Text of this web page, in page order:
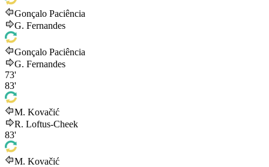
Gonçalo Paciência
G. Fernandes
Gonçalo Paciência
G. Fernandes
73'
83'
M. Kovačić
R. Loftus-Cheek
83'
M. Kovačić